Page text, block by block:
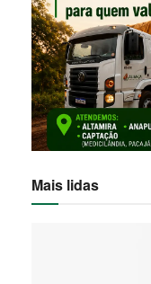
Mais lidas